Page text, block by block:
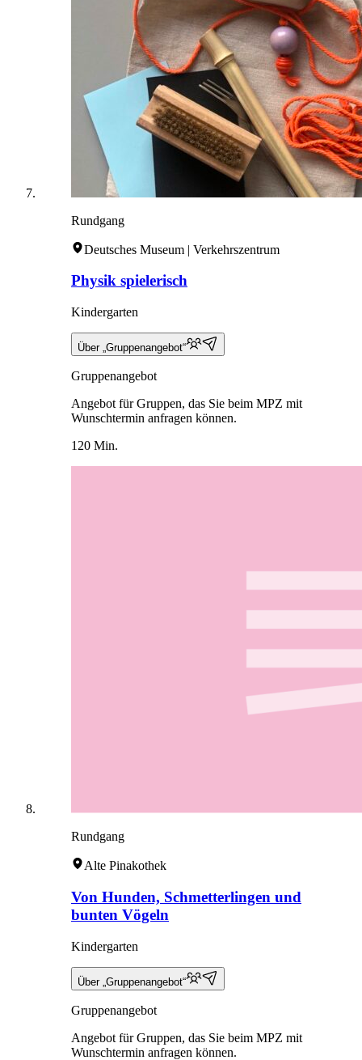
Rundgang
Deutsches Museum | Verkehrszentrum
Physik spielerisch
Kindergarten
Über „Gruppenangebot“
Gruppenangebot
Angebot für Gruppen, das Sie beim MPZ mit
Wunschtermin anfragen können.
120 Min.
Rundgang
Alte Pinakothek
Von Hunden, Schmetterlingen und
bunten Vögeln
Kindergarten
Über „Gruppenangebot“
Gruppenangebot
Angebot für Gruppen, das Sie beim MPZ mit
Wunschtermin anfragen können.